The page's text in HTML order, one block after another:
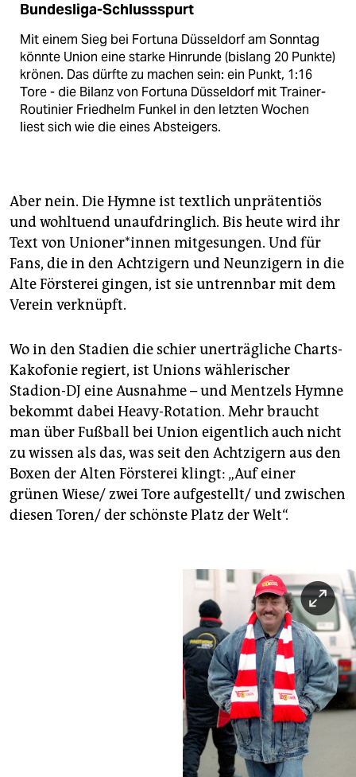
Bundesliga-Schlussspurt
Mit einem Sieg bei Fortuna Düsseldorf am Sonntag
könnte Union eine starke Hinrunde (bislang 20 Punkte)
krönen. Das dürfte zu machen sein: ein Punkt, 1:16
Tore - die Bilanz von Fortuna Düsseldorf mit Trainer-
Routinier Friedhelm Funkel in den letzten Wochen
liest sich wie die eines Absteigers.
Aber nein. Die Hymne ist textlich unprätentiös
und wohltuend unaufdringlich. Bis heute wird ihr
Text von Unio­ne­r*in­nen mitgesungen. Und für
Fans, die in den Achtzigern und Neunzigern in die
Alte Försterei gingen, ist sie untrennbar mit dem
Verein verknüpft.
Wo in den Stadien die schier unerträgliche Charts-
Kakofonie regiert, ist Unions wählerischer
Stadion-DJ eine Ausnahme – und Mentzels Hymne
bekommt dabei Heavy-Rotation. Mehr braucht
man über Fußball bei Union eigentlich auch nicht
zu wissen als das, was seit den Achtzigern aus den
Boxen der Alten Försterei klingt: „Auf einer
grünen Wiese/ zwei Tore aufgestellt/ und zwischen
diesen Toren/ der schönste Platz der Welt“.